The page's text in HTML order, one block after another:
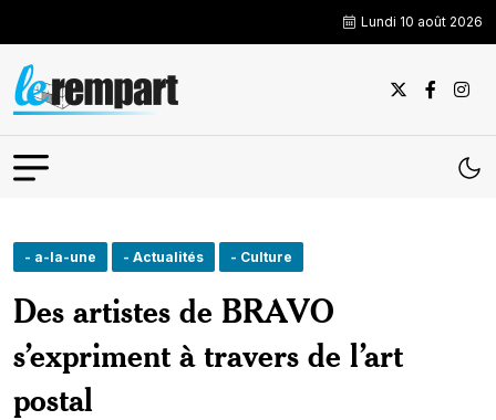
Lundi 10 août 2026
- a-la-une - Actualités - Culture
Des artistes de BRAVO
s’expriment à travers de l’art
postal